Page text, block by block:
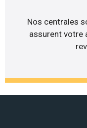
Nos centrales
assurent votre